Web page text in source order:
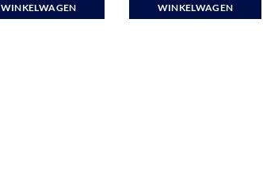
WINKELWAGEN WINKELWAGEN